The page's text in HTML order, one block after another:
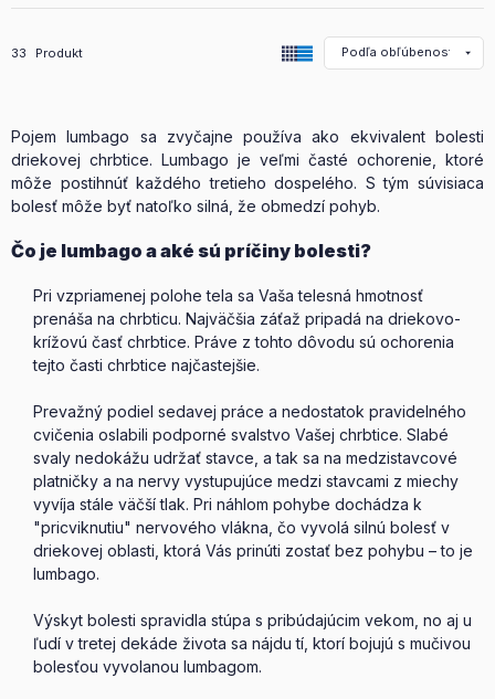
Všetky produkty v kategórii
33 Produkt
Pojem lumbago sa zvyčajne používa ako ekvivalent bolesti
driekovej chrbtice. Lumbago je veľmi časté ochorenie, ktoré
môže postihnúť každého tretieho dospelého. S tým súvisiaca
bolesť môže byť natoľko silná, že obmedzí pohyb.
Čo je lumbago a aké sú príčiny bolesti?
Pri vzpriamenej polohe tela sa Vaša telesná hmotnosť
prenáša na chrbticu. Najväčšia záťaž pripadá na driekovo-
krížovú časť chrbtice. Práve z tohto dôvodu sú ochorenia
tejto časti chrbtice najčastejšie.
Prevažný podiel sedavej práce a nedostatok pravidelného
cvičenia oslabili podporné svalstvo Vašej chrbtice. Slabé
svaly nedokážu udržať stavce, a tak sa na medzistavcové
platničky a na nervy vystupujúce medzi stavcami z miechy
vyvíja stále väčší tlak. Pri náhlom pohybe dochádza k
"pricviknutiu" nervového vlákna, čo vyvolá silnú bolesť v
driekovej oblasti, ktorá Vás prinúti zostať bez pohybu – to je
lumbago.
Výskyt bolesti spravidla stúpa s pribúdajúcim vekom, no aj u
ľudí v tretej dekáde života sa nájdu tí, ktorí bojujú s mučivou
bolesťou vyvolanou lumbagom.